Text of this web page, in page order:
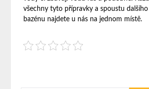
všechny tyto přípravky a spoustu
bazénu najdete u nás na jednom místě.